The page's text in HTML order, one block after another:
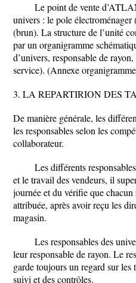
Le point de vente
univers : le pole
(brun). La structure de l’unité
par un organigramme
d’univers, responsable de
service). (Annexe
3. LA REPARTIRION DES
De manière générale, les
les responsables selon les
collaborateur.
Les différents
et le travail des vendeurs, il
journée et du vérifie que
attribuée, après avoir reçu les
magasin.
Les responsables des
leur responsable de rayon. Le
garde toujours un regard sur les
suivi et des contrôles.